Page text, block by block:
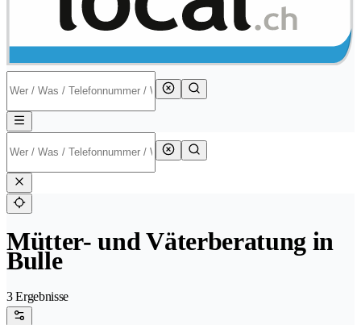
Mütter- und Väterberatung in
Bulle
3 Ergebnisse